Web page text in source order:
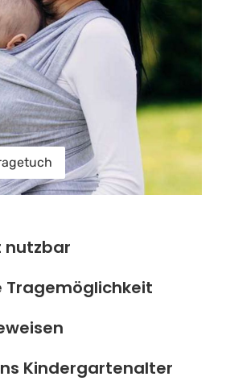
nutzbar
Tragemöglichkeit
Kindergartenalter